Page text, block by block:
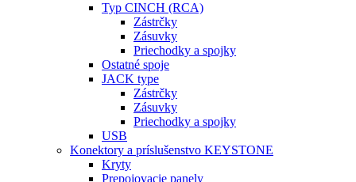
Typ CINCH (RCA)
Zástrčky
Zásuvky
Priechodky a spojky
Ostatné spoje
JACK type
Zástrčky
Zásuvky
Priechodky a spojky
USB
Konektory a príslušenstvo KEYSTONE
Kryty
Prepojovacie panely